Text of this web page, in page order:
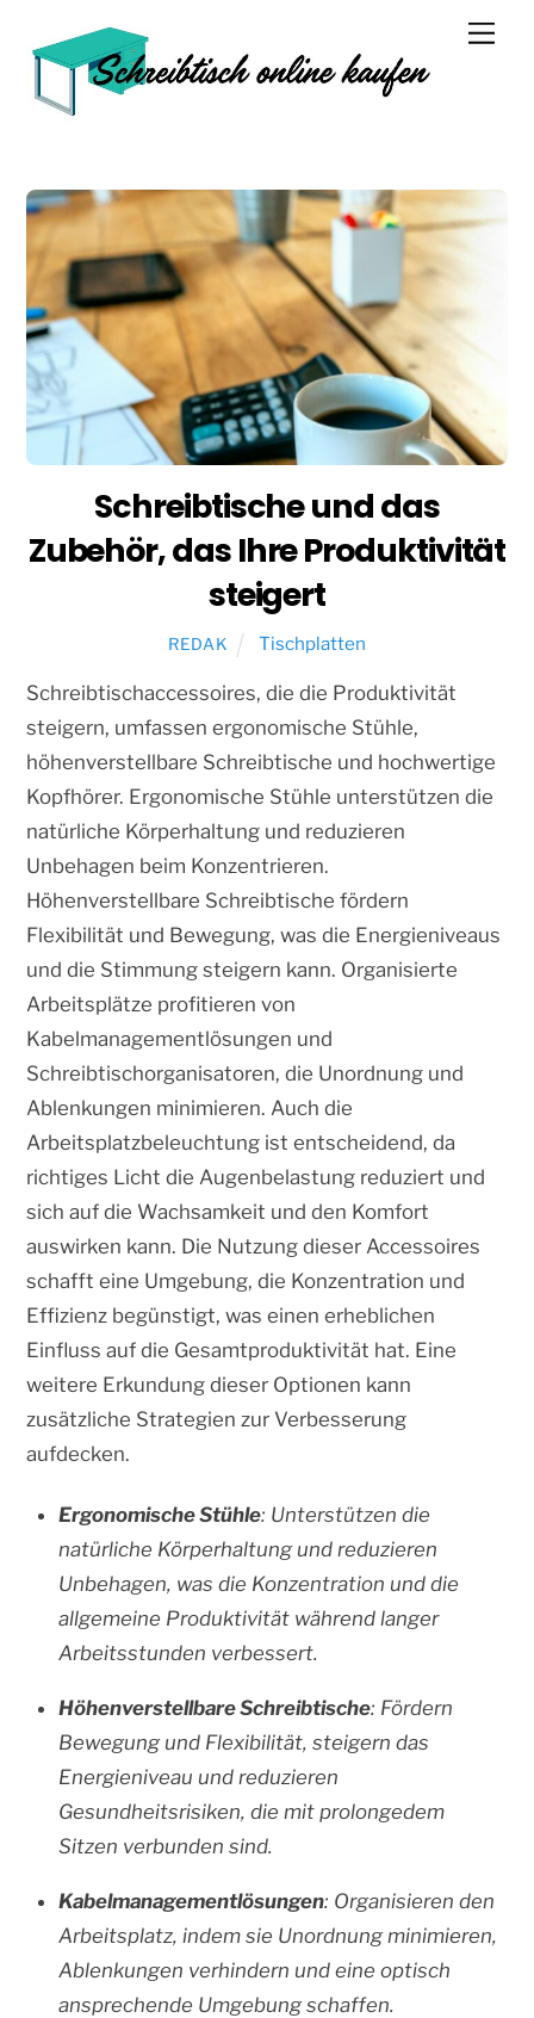
Schreibtische und das
Zubehör, das Ihre Produktivität
steigert
REDAK Tischplatten
Schreibtischaccessoires, die die Produktivität
steigern, umfassen ergonomische Stühle,
höhenverstellbare Schreibtische und hochwertige
Kopfhörer. Ergonomische Stühle unterstützen die
natürliche Körperhaltung und reduzieren
Unbehagen beim Konzentrieren.
Höhenverstellbare Schreibtische fördern
Flexibilität und Bewegung, was die Energieniveaus
und die Stimmung steigern kann. Organisierte
Arbeitsplätze profitieren von
Kabelmanagementlösungen und
Schreibtischorganisatoren, die Unordnung und
Ablenkungen minimieren. Auch die
Arbeitsplatzbeleuchtung ist entscheidend, da
richtiges Licht die Augenbelastung reduziert und
sich auf die Wachsamkeit und den Komfort
auswirken kann. Die Nutzung dieser Accessoires
schafft eine Umgebung, die Konzentration und
Effizienz begünstigt, was einen erheblichen
Einfluss auf die Gesamtproduktivität hat. Eine
weitere Erkundung dieser Optionen kann
zusätzliche Strategien zur Verbesserung
aufdecken.
Ergonomische Stühle: Unterstützen die
natürliche Körperhaltung und reduzieren
Unbehagen, was die Konzentration und die
allgemeine Produktivität während langer
Arbeitsstunden verbessert.
Höhenverstellbare Schreibtische: Fördern
Bewegung und Flexibilität, steigern das
Energieniveau und reduzieren
Gesundheitsrisiken, die mit prolongedem
Sitzen verbunden sind.
Kabelmanagementlösungen: Organisieren den
Arbeitsplatz, indem sie Unordnung minimieren,
Ablenkungen verhindern und eine optisch
ansprechende Umgebung schaffen.